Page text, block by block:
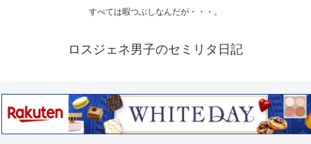
すべては暇つぶしなんだが・・・。
ロスジェネ男子のセミリタ日記